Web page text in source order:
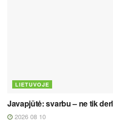
LIETUVOJE
Javapjūtė: svarbu – ne tik
2026 08 10